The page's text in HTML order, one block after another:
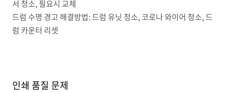
서 청소, 필요시 교체
드럼 수명 경고 해결방법: 드럼 유닛 청소, 코로나 와이어 청소, 드
럼 카운터 리셋
인쇄 품질 문제